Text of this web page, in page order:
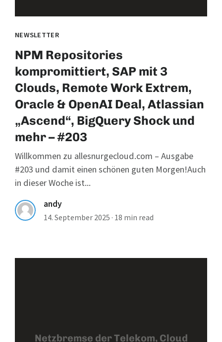
NEWSLETTER
NPM Repositories
kompromittiert, SAP mit 3
Clouds, Remote Work Extrem,
Oracle & OpenAI Deal, Atlassian
„Ascend“, BigQuery Shock und
mehr – #203
Willkommen zu allesnurgecloud.com – Ausgabe
#203 und damit einen schönen guten Morgen!Auch
in dieser Woche ist...
andy
14. September 2025 · 18 min read
Netzbremse der Telekom, Cloud